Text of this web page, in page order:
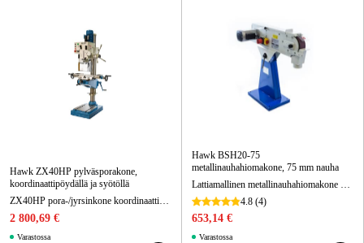
Tuotemerkit
Artikkelit & Oppaat
Usein kysytyt kysymykset
Hawk ZX40HP pylväsporakone,
koordinaattipöydällä ja syötöllä
ZX40HP pora-/jyrsinkone koordinaattipöydällä ja syötöllä, 400 V
2 800,69 €
Varastossa
Hawk BSH20-75
metallinauhahiomakone, 75 mm nauha
Lattiamallinen metallinauhahiomakone 75 mm nauhalle teolliseen hiontaan.
4.8 (4)
653,14 €
Varastossa